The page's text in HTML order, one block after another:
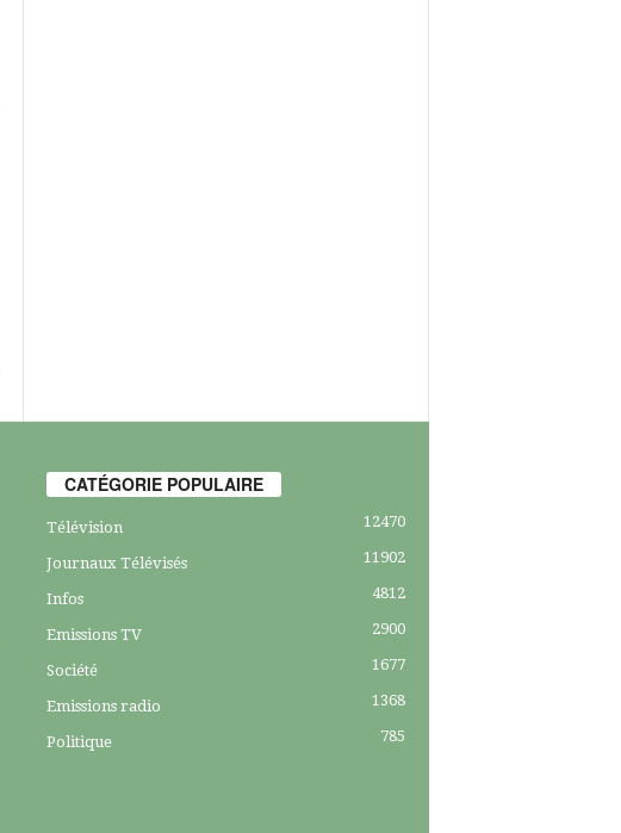
CATÉGORIE POPULAIRE
Télévision 12470
Journaux Télévisés 11902
Infos 4812
Emissions TV 2900
Société 1677
Emissions radio 1368
Politique 785